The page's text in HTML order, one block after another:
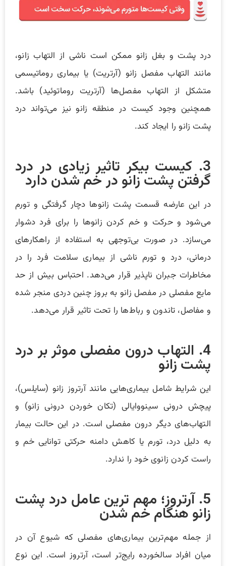
درد پشت و بغل زانو ممکن است ناشی از التهاب زانو،
مانند التهاب مفصل زانو (آرتریت) یا بیماری روماتیسمی
متشکل از التهاب مفصل‌ها (آرتریت روماتوئید) باشد.
همچنین وجود کیست در منطقه زانو نیز می‌تواند درد
پشت زانو را ایجاد کند.
3. کیست بیکر تاثیر زیادی در درد
گرفتن پشت زانو در خم شدن دارد
در این عارضه قسمت پشت زانوها دچار گرفتگی و تورم
می‌شود و حرکت و خم کردن زانوها را برای فرد دشوار
می‌سازد. در صورت بی‌توجهی به استفاده از راهکارهای
درمانی، درد و تورم ناشی از بیماری سلامت فرد را در
مخاطرات جبران ناپذیر قرار می‌دهد. احتباس بیش از حد
مایع مفصلی در مفصل زانو به بروز چنین دردی منجر شده
و مفاصل، تاندون و رباط‌ها را تحت تاثیر قرار می‌دهد.
4. التهاب درون مفصلی موثر بر درد
پشت زانو
این شرایط شامل بیماری‌هایی مانند آرتروز زانو (سایلس)،
پیچش درونی سینووایالی (تکان خوردن درونی زانو) و
التهاب‌های دیگر درون مفصلی است. در این حالت بیمار
به دلیل درد، تورم یا کاهش دامنه حرکتی توانایی خم و
راست کردن زانوی خود را ندارد.
5. آرتروز؛ مهم ترین عامل درد پشت
زانو هنگام خم شدن
از جمله مهم‌ترین بیماری‌های مفصلی که شیوع آن در
میان افراد سالخورده رایج‌تر است، آرتروز است. این نوع